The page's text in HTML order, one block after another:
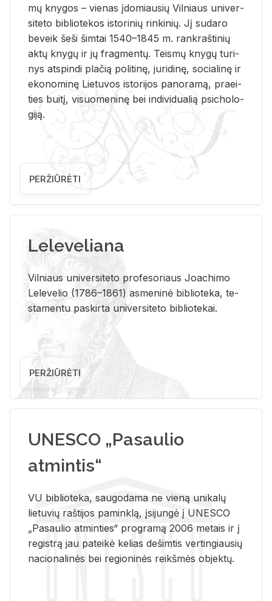
mų kny­gos – vie­nas įdo­miau­sių Vil­niaus uni­ver­
si­te­to bi­b­lio­te­kos is­to­ri­nių rin­ki­nių. Jį su­da­ro
be­veik šeši šim­tai 1540–1845 m. rank­raš­ti­nių
aktų kny­gų ir jų frag­men­tų. Teis­mų kny­gų tu­ri­
nys at­spin­di pla­čią po­li­ti­nę, ju­ri­di­nę, so­cia­li­nę ir
eko­no­mi­nę Lie­tu­vos is­to­ri­jos pa­no­ra­mą, pra­ei­
ties bui­tį, vi­suo­me­ni­nę bei in­di­vi­dua­lią psi­cho­lo­
gi­ją.
PERŽIŪRĖTI
Leleveliana
Vil­niaus uni­ver­si­te­to pro­fe­so­riaus Jo­a­chi­mo
Le­le­ve­lio (1786–1861) as­me­ni­nė bi­b­lio­te­ka, te­
sta­men­tu pa­skir­ta uni­ver­si­te­to bi­b­lio­te­kai.
PERŽIŪRĖTI
UNESCO „Pasaulio
atmintis“
VU biblioteka, saugodama ne vieną unikalų
lietuvių raštijos paminklą, įsijungė į UNESCO
„Pasaulio atminties“ programą 2006 metais ir į
registrą jau pateikė kelias dešimtis vertingiausių
nacionalinės bei regioninės reikšmės objektų.